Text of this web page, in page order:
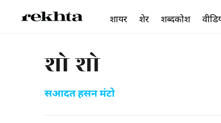
शो शो
सआदत हसन मंटो
शायर शेर शब्दकोश